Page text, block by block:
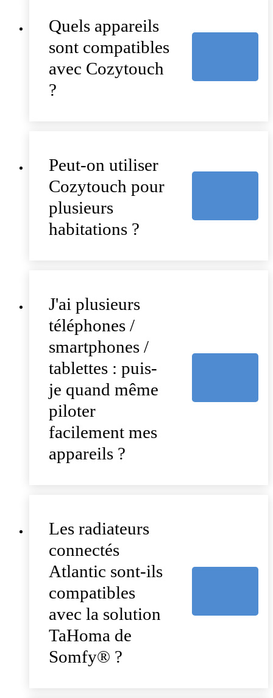
Quels appareils
sont compatibles
avec Cozytouch
?
Peut-on utiliser
Cozytouch pour
plusieurs
habitations ?
J'ai plusieurs
téléphones /
smartphones /
tablettes : puis-
je quand même
piloter
facilement mes
appareils ?
Les radiateurs
connectés
Atlantic sont-ils
compatibles
avec la solution
TaHoma de
Somfy® ?